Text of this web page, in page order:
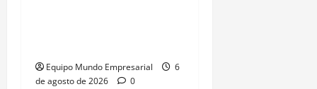
Equipo Mundo Empresarial
6
de agosto de 2026
0